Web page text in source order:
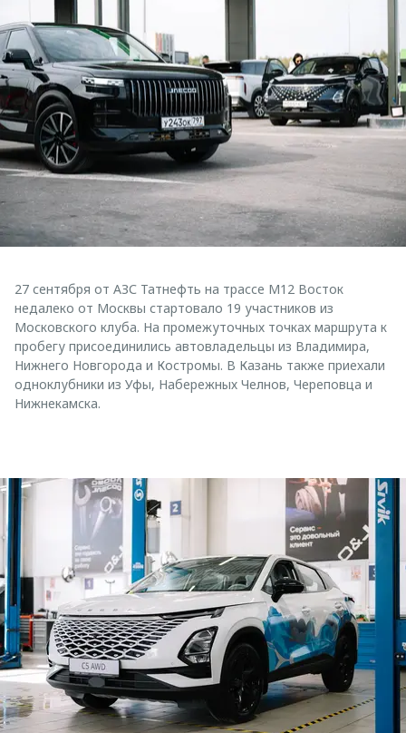
27 сентября от АЗС Татнефть на трассе М12 Восток
недалеко от Москвы стартовало 19 участников из
Московского клуба. На промежуточных точках маршрута к
пробегу присоединились автовладельцы из Владимира,
Нижнего Новгорода и Костромы. В Казань также приехали
одноклубники из Уфы, Набережных Челнов, Череповца и
Нижнекамска.